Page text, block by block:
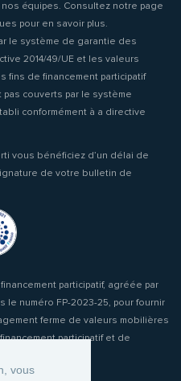
vous
équipes. Consultez notre page
pour en savoir plus.
le système de garantie des
2014/49/UE et les valeurs
fins de financement participatif
pas couverts par le système
conformément à a directive
vous bénéficiez d’un délai de
de votre bulletin de
participatif, agréée par
le numéro FP-2023-25, pour fournir
ferme de valeurs mobilières
participatif et de